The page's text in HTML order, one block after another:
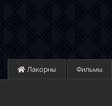
Лакорны Фильмы